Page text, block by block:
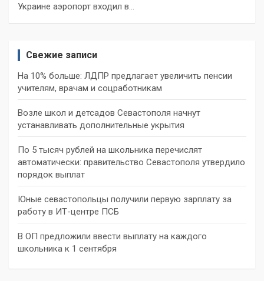
Украине аэропорт входил в…
Свежие записи
На 10% больше: ЛДПР предлагает увеличить пенсии
учителям, врачам и соцработникам
Возле школ и детсадов Севастополя начнут
устанавливать дополнительные укрытия
По 5 тысяч рублей на школьника перечислят
автоматически: правительство Севастополя утвердило
порядок выплат
Юные севастопольцы получили первую зарплату за
работу в ИТ-центре ПСБ
В ОП предложили ввести выплату на каждого
школьника к 1 сентября